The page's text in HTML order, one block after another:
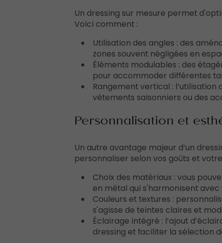
Un dressing sur mesure permet
Voici comment :
Utilisation des angles : des
zones souvent négligées en
Éléments modulables : des
pour accommoder différentes
Rangement vertical :
vêtements saisonniers ou des
Personnalisation et
Un autre avantage majeur d’un
personnaliser selon vos goûts et
Choix des matériaux : vous
en métal qui s'harmonisent
Couleurs et textures :
s'agisse de teintes claires et
Éclairage intégré : l’ajout
dressing et faciliter la sélection